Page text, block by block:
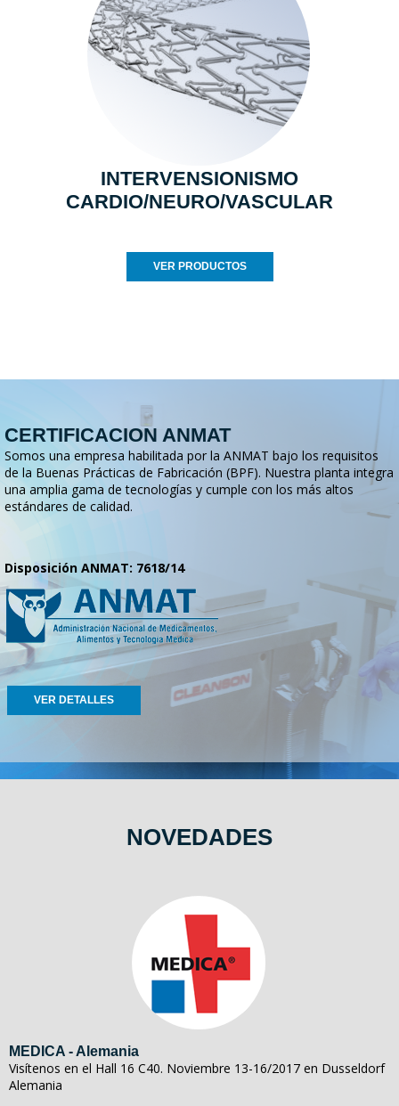
INTERVENSIONISMO
CARDIO/NEURO/VASCULAR
VER PRODUCTOS
CERTIFICACION ANMAT
Somos una empresa habilitada por la ANMAT bajo los requisitos
de la Buenas Prácticas de Fabricación (BPF). Nuestra planta integra
una amplia gama de tecnologías y cumple con los más altos
estándares de calidad.
Disposición ANMAT: 7618/14
VER DETALLES
NOVEDADES
MEDICA - Alemania
Visítenos en el Hall 16 C40. Noviembre 13-16/2017 en Dusseldorf
Alemania